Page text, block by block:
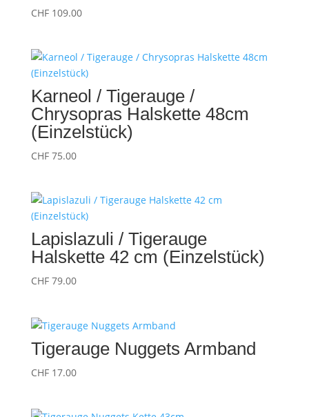
CHF109.00
Karneol / Tigerauge /
Chrysopras Halskette 48cm
(Einzelstück)
CHF75.00
Lapislazuli / Tigerauge
Halskette 42 cm (Einzelstück)
CHF79.00
Tigerauge Nuggets Armband
CHF17.00